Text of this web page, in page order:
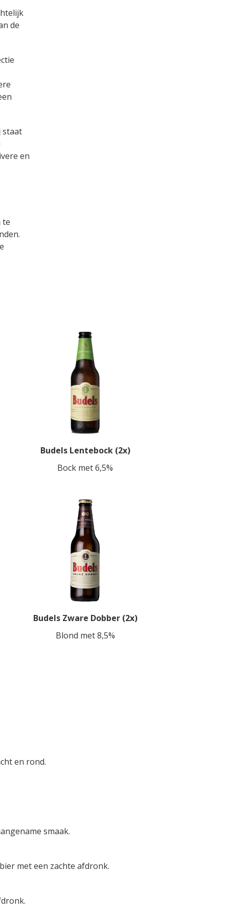
de
staat
en
te
Budels Lentebock (2x)
Bock met 6,5%
Budels Zware Dobber (2x)
Blond met 8,5%
en rond.
smaak.
met een zachte afdronk.